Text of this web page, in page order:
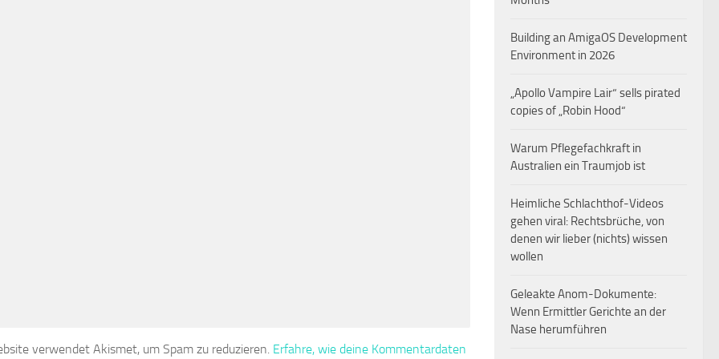
verwendet Akismet, um Spam zu reduzieren. Erfahre, wie deine Kommentardaten
Building an AmigaOS Development
Environment in 2026
„Apollo Vampire Lair“ sells pirated
copies of „Robin Hood“
Warum Pflegefachkraft in
Australien ein Traumjob ist
Heimliche Schlachthof-Videos
gehen viral: Rechtsbrüche, von
denen wir lieber (nichts) wissen
wollen
Geleakte Anom-Dokumente:
Wenn Ermittler Gerichte an der
Nase herumführen